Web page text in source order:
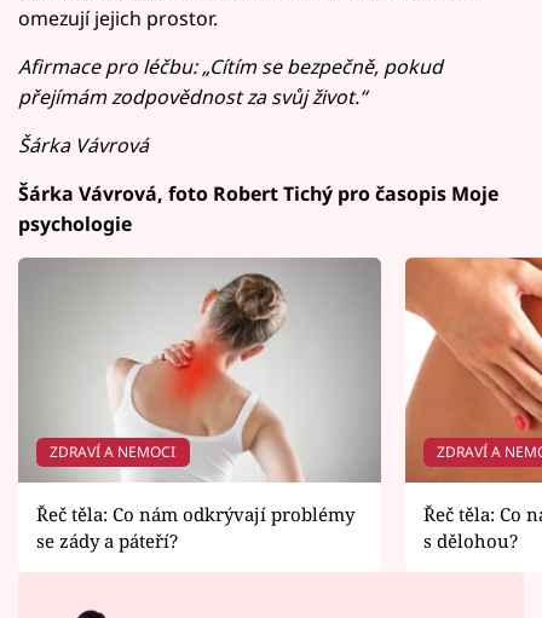
omezují jejich prostor.
Afirmace pro léčbu: „Cítím se bezpečně, pokud
přejímám zodpovědnost za svůj život.“
Šárka Vávrová
Šárka Vávrová, foto Robert Tichý pro časopis Moje
psychologie
ZDRAVÍ A NEMOCI
Řeč těla: Co nám odkrývají problémy
se zády a páteří?
ZDRAVÍ A
Řeč těla: Co
s dělohou?